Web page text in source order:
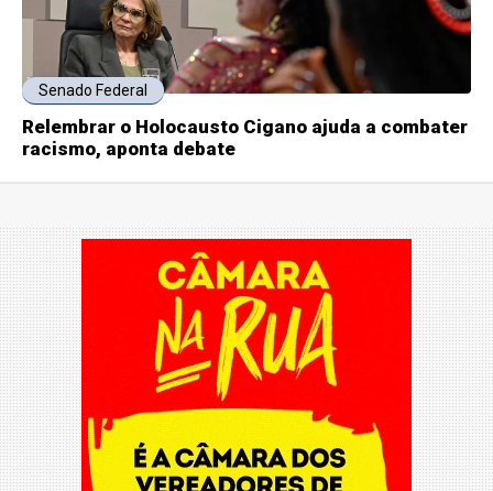
Senado Federal
Relembrar o Holocausto Cigano ajuda a combater
racismo, aponta debate